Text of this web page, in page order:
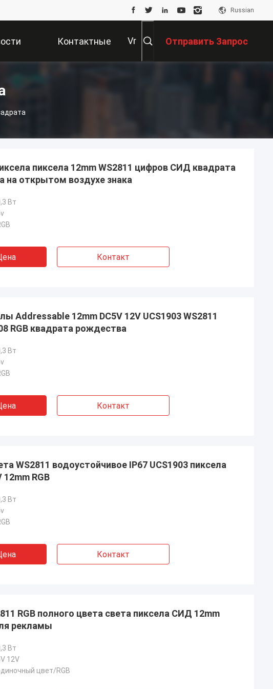
Russian
Контактные Vr Отправить Запрос
пиксела 12mm WS2811 цифров СИД квадрата
на открытом воздухе знака
Вт
Контакт
Addressable 12mm DC5V 12V UCS1903 WS2811
RGB квадрата рождества
Вт
Контакт
WS2811 водоустойчивое IP67 UCS1903 пиксела
12mm RGB
Вт
Контакт
RGB полного цвета света пиксела СИД 12mm
рекламы
Вт
12V
цвет/RGB